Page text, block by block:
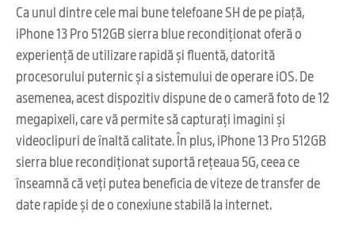
Ca unul dintre cele mai bune telefoane SH de pe piață,
iPhone 13 Pro 512GB sierra blue recondiționat oferă o
experiență de utilizare rapidă și fluentă, datorită
procesorului puternic și a sistemului de operare iOS. De
asemenea, acest dispozitiv dispune de o cameră foto de 12
megapixeli, care vă permite să capturați imagini și
videoclipuri de înaltă calitate. În plus, iPhone 13 Pro 512GB
sierra blue recondiționat suportă rețeaua 5G, ceea ce
înseamnă că veți putea beneficia de viteze de transfer de
date rapide și de o conexiune stabilă la internet.